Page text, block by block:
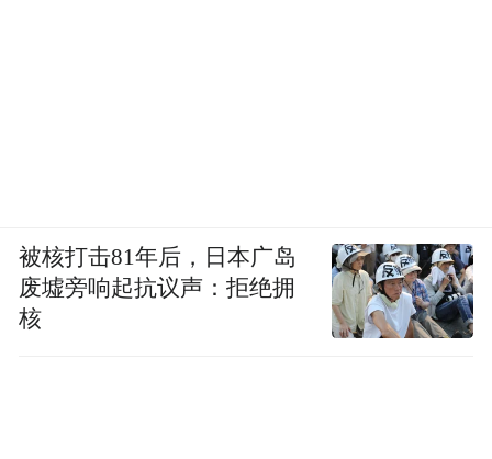
被核打击81年后，日本广岛
废墟旁响起抗议声：拒绝拥
核